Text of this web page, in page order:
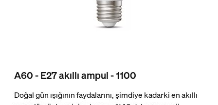
A60 - E27 akıllı ampul - 1100
Doğal gün ışığının faydalarını, şimdiye kadarki en akıllı